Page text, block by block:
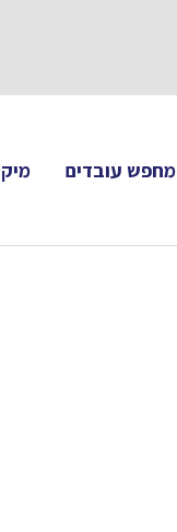
מחפש עובדים